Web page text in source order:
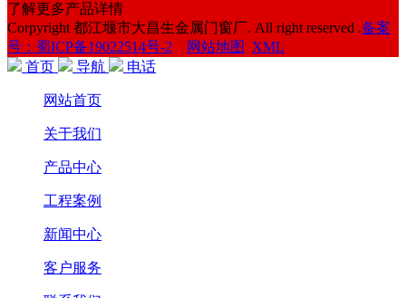
了解更多产品详情
Corpyright 都江堰市大昌生金属门窗厂. All right reserved .备案
号：蜀ICP备19022514号-2
网站地图
XML
首页
导航 电话
网站首页
关于我们
产品中心
工程案例
新闻中心
客户服务